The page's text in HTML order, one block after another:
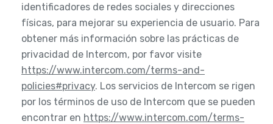
identificadores de redes sociales y direcciones
físicas, para mejorar su experiencia de usuario. Para
obtener más información sobre las prácticas de
privacidad de Intercom, por favor visite
https://www.intercom.com/terms-and-
policies#privacy. Los servicios de Intercom se rigen
por los términos de uso de Intercom que se pueden
encontrar en https://www.intercom.com/terms-